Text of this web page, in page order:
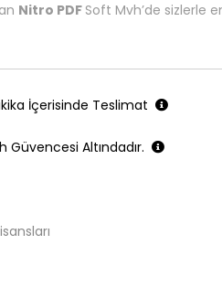
Nitro PDF Soft Mvh’de sizlerle
İçerisinde Teslimat
Güvencesi Altındadır.